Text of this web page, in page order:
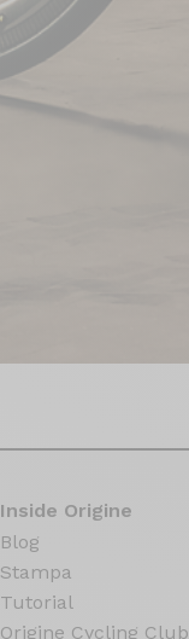
Inside Origine
Blog
Stampa
Tutorial
Origine Cycling Club